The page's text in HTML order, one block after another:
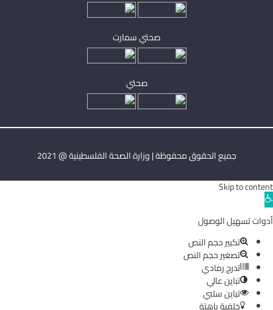
صحتي سمارت
صحتي
جميع الحقوق محفوظة | وزارة الصحة الفلسطينية @ 2021
Skip to content
Open
toolbar
أدوات تسهيل الوصول
تكبير حجم النص
تصغير حجم النص
تدرج رمادي
تباين عالي
تباين سلبي
خلفية باهتة